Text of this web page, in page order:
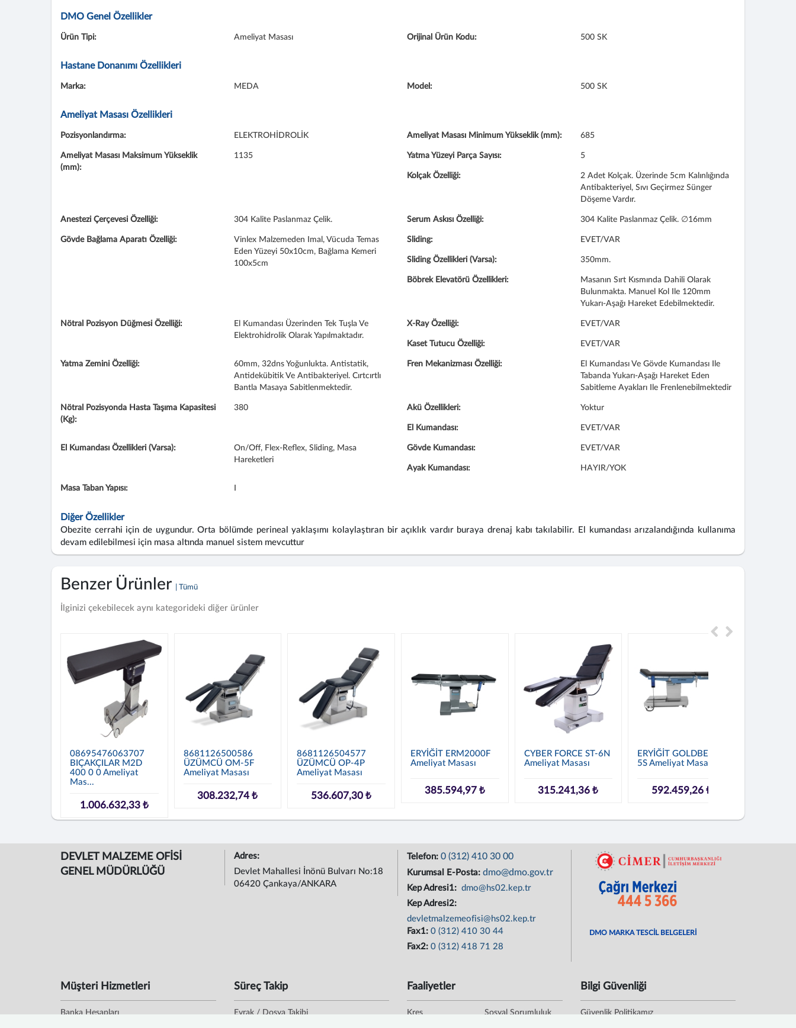
DMO Genel Özellikler
Ürün Tipi: Ameliyat Masası Orijinal Ürün Kodu: 500 SK
Hastane Donanımı Özellikleri
Marka: MEDA Model: 500 SK
Ameliyat Masası Özellikleri
Pozisyonlandırma: ELEKTROHİDROLİK Ameliyat Masası Minimum Yükseklik (mm): 685
Ameliyat Masası Maksimum Yükseklik
(mm):
1135 Yatma Yüzeyi Parça Sayısı: 5
Kolçak Özelliği:
2 Adet Kolçak. Üzerinde 5cm Kalınlığında
Antibakteriyel, Sıvı Geçirmez Sünger
Döşeme Vardır.
Anestezi Çerçevesi Özelliği: 304 Kalite Paslanmaz Çelik. Serum Askısı Özelliği: 304 Kalite Paslanmaz Çelik. ∅16mm
Gövde Bağlama Aparatı Özelliği:
Vinlex Malzemeden Imal, Vücuda Temas
Eden Yüzeyi 50x10cm, Bağlama Kemeri
100x5cm
Sliding: EVET/VAR
Sliding Özellikleri (Varsa): 350mm.
Böbrek Elevatörü Özellikleri:
Masanın Sırt Kısmında Dahili Olarak
Bulunmakta. Manuel Kol Ile 120mm
Yukarı-Aşağı Hareket Edebilmektedir.
Nötral Pozisyon Düğmesi Özelliği:
El Kumandası Üzerinden Tek Tuşla Ve
Elektrohidrolik Olarak Yapılmaktadır.
X-Ray Özelliği: EVET/VAR
Kaset Tutucu Özelliği: EVET/VAR
Yatma Zemini Özelliği:
60mm, 32dns Yoğunlukta. Antistatik,
Antidekübitik Ve Antibakteriyel. Cırtcırtlı
Bantla Masaya Sabitlenmektedir.
Fren Mekanizması Özelliği:
El Kumandası Ve Gövde Kumandası Ile
Tabanda Yukarı-Aşağı Hareket Eden
Sabitleme Ayakları Ile Frenlenebilmektedir
Nötral Pozisyonda Hasta Taşıma Kapasitesi
(Kg):
380 Akü Özellikleri: Yoktur
El Kumandası: EVET/VAR
El Kumandası Özellikleri (Varsa):
On/Off, Flex-Reflex, Sliding, Masa
Hareketleri
Gövde Kumandası: EVET/VAR
Ayak Kumandası: HAYIR/YOK
Masa Taban Yapısı:
Diğer Özellikler
Obezite cerrahi için de uygundur. Orta bölümde perineal yaklaşımı kolaylaştıran bir açıklık vardır buraya drenaj kabı takılabilir. El kumandası arızalandığında kullanıma
devam edilebilmesi için masa altında manuel sistem mevcuttur
Benzer Ürünler | Tümü
İlginizi çekebilecek aynı kategorideki diğer ürünler
08695476063707
BIÇAKÇILAR M2D
400 0 0 Ameliyat
Mas...
1.006.632,33 ₺
8681126500586
ÜZÜMCÜ OM-5F
Ameliyat Masası
308.232,74 ₺
8681126504577
ÜZÜMCÜ OP-4P
Ameliyat Masası
536.607,30 ₺
ERYİĞİT ERM2000F
Ameliyat Masası
385.594,97 ₺
CYBER FORCE ST-6N
Ameliyat Masası
315.241,36 ₺
ERYİĞİT GOLDBERG
5S Ameliyat Masası
592.459,26 ₺
DEVLET MALZEME OFİSİ
GENEL MÜDÜRLÜĞÜ
Adres:
Devlet Mahallesi İnönü Bulvarı No:18
06420 Çankaya/ANKARA
Telefon: 0 (312) 410 30 00
Kurumsal E-Posta: dmo@dmo.gov.tr
Kep Adresi1: dmo@hs02.kep.tr
Kep Adresi2:
devletmalzemeofisi@hs02.kep.tr
Fax1: 0 (312) 410 30 44
Fax2: 0 (312) 418 71 28
DMO MARKA TESCİL BELGELERİ
Müşteri Hizmetleri
Banka Hesapları
Süreç Takip
Evrak / Dosya Takibi
Faaliyetler
Kreş
Sosyal Sorumluluk
Bilgi Güvenliği
Güvenlik Politikamız